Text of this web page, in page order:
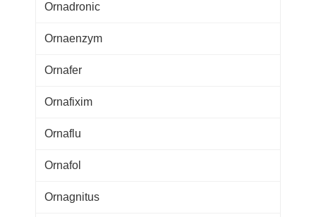
Ornadronic
Ornaenzym
Ornafer
Ornafixim
Ornaflu
Ornafol
Ornagnitus